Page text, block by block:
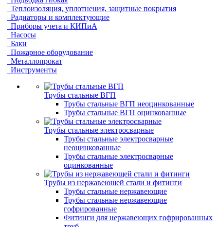
Теплоизоляция, уплотнения, защитные покрытия
Радиаторы и комплектующие
Приборы учета и КИПиА
Насосы
Баки
Пожарное оборудование
Металлопрокат
Инструменты
Трубы стальные ВГП
Трубы стальные ВГП неоцинкованные
Трубы стальные ВГП оцинкованные
Трубы стальные электросварные
Трубы стальные электросварные
неоцинкованные
Трубы стальные электросварные
оцинкованные
Трубы из нержавеющей стали и фитинги
Трубы стальные нержавеющие
Трубы стальные нержавеющие
гофрированные
Фитинги для нержавеющих гофрированных